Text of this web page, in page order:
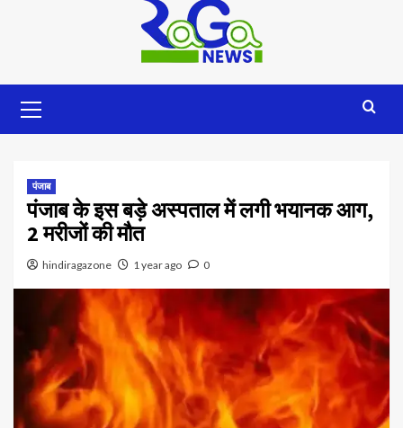
पंजाब
पंजाब के इस बड़े अस्पताल में लगी भयानक आग,
2 मरीजों की मौत
hindiragazone 1 year ago 0